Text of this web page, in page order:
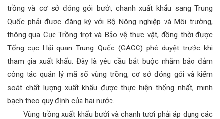
trồng và cơ sở đóng gói bưởi, chanh xuất khẩu sang Trung
Quốc phải được đăng ký với Bộ Nông nghiệp và Môi trường,
thông qua Cục Trồng trọt và Bảo vệ thực vật, đồng thời được
Tổng cục Hải quan Trung Quốc (GACC) phê duyệt trước khi
tham gia xuất khẩu. Đây là yêu cầu bắt buộc nhằm bảo đảm
công tác quản lý mã số vùng trồng, cơ sở đóng gói và kiểm
soát chất lượng xuất khẩu được thực hiện thống nhất, minh
bạch theo quy định của hai nước.
Vùng trồng xuất khẩu bưởi và chanh tươi phải áp dụng các